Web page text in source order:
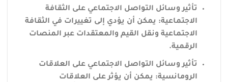
تأثير وسائل التواصل الاجتماعي على الثقافة
الاجتماعية: يمكن أن يؤدي إلى تغييرات في الثقافة
الاجتماعية ونقل القيم والمعتقدات عبر المنصات
الرقمية.
تأثير وسائل التواصل الاجتماعي على العلاقات
الرومانسية: يمكن أن يؤثر على العلاقات